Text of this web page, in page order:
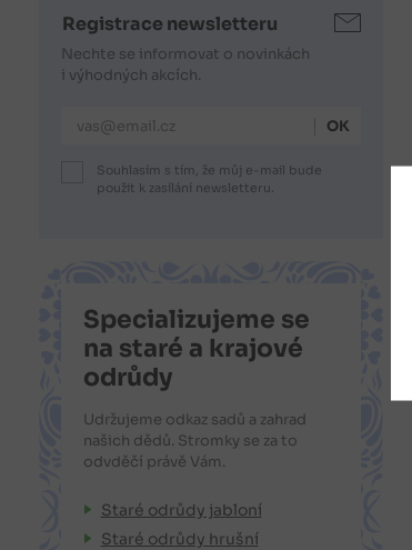
Registrace newsletteru
Nechte se informovat o novinkách
i výhodných akcích.
E-mailová adresa
Souhlasím s tím, že můj e-mail bude
použit k zasílání newsletteru.
Specializujeme se
na staré a krajové
odrůdy
Udržujeme odkaz sadů a zahrad
našich dědů. Stromky se za to
odvděčí právě Vám.
Staré odrůdy jabloní
Staré odrůdy hrušní